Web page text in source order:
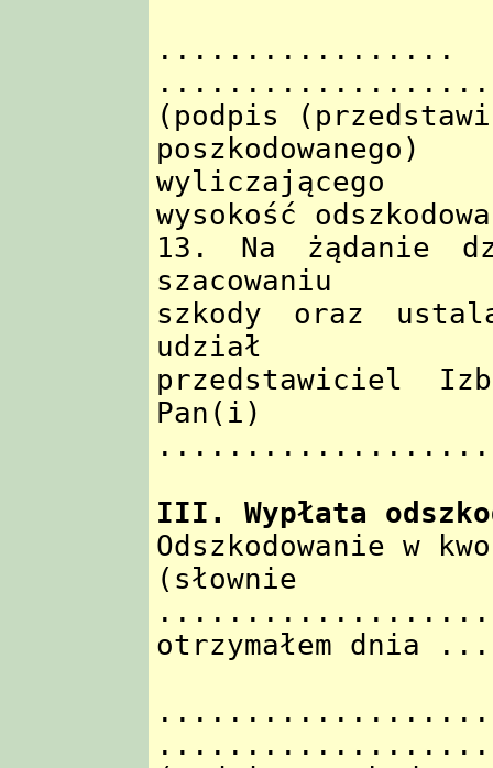
(podpis
wyliczającego
wysokość
13. Na żądanie
szacowaniu
szkody oraz
udział
przedstawiciel
Pan(i)
III. Wypłata
Odszkodowanie
otrzymałem